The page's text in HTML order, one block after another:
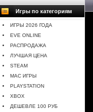
Игры по категориям
ИГРЫ 2026 ГОДА
EVE ONLINE
РАСПРОДАЖА
ЛУЧШАЯ ЦЕНА
STEAM
MAC ИГРЫ
PLAYSTATION
XBOX
ДЕШЕВЛЕ 100 РУБ